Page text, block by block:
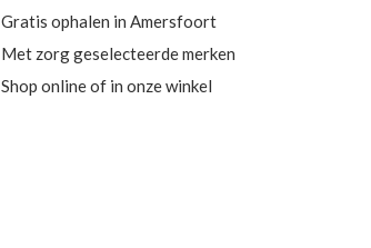
Gratis ophalen in Amersfoort
Met zorg geselecteerde merken
Shop online of in onze winkel